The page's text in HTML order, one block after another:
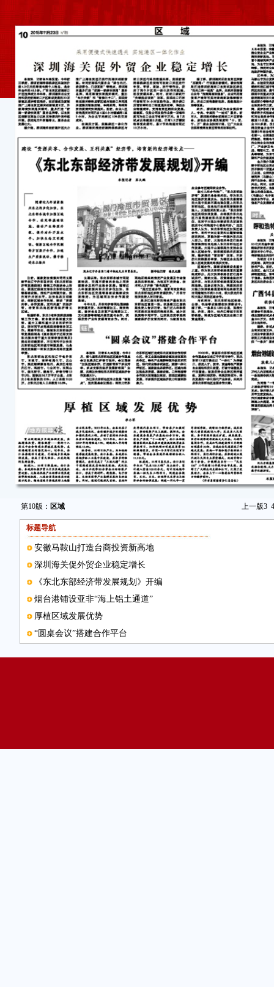
第10版： 区域 上一版3 4
标题导航
安徽马鞍山打造台商投资新高地
深圳海关促外贸企业稳定增长
《东北东部经济带发展规划》开编
烟台港铺设亚非“海上铝土通道”
厚植区域发展优势
“圆桌会议”搭建合作平台